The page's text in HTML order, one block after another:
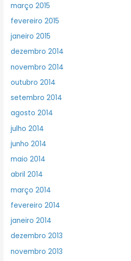
março 2015
fevereiro 2015
janeiro 2015
dezembro 2014
novembro 2014
outubro 2014
setembro 2014
agosto 2014
julho 2014
junho 2014
maio 2014
abril 2014
março 2014
fevereiro 2014
janeiro 2014
dezembro 2013
novembro 2013